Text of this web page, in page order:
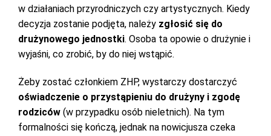
w działaniach przyrodniczych czy artystycznych. Kiedy
decyzja zostanie podjęta, należy zgłosić się do
drużynowego jednostki. Osoba ta opowie o drużynie i
wyjaśni, co zrobić, by do niej wstąpić.
Żeby zostać członkiem ZHP, wystarczy dostarczyć
oświadczenie o przystąpieniu do drużyny i zgodę
rodziców (w przypadku osób nieletnich). Na tym
formalności się kończą, jednak na nowicjusza czeka